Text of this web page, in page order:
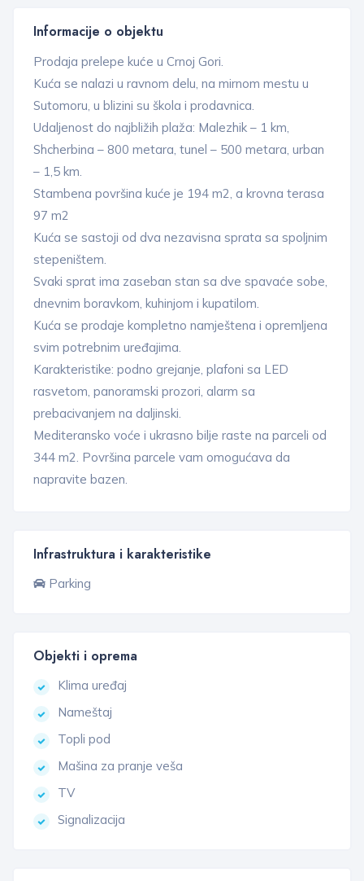
Informacije o objektu
Prodaja prelepe kuće u Crnoj Gori.
Kuća se nalazi u ravnom delu, na mirnom mestu u
Sutomoru, u blizini su škola i prodavnica.
Udaljenost do najbližih plaža: Malezhik – 1 km,
Shcherbina – 800 metara, tunel – 500 metara, urban
– 1,5 km.
Stambena površina kuće je 194 m2, a krovna terasa
97 m2
Kuća se sastoji od dva nezavisna sprata sa spoljnim
stepeništem.
Svaki sprat ima zaseban stan sa dve spavaće sobe,
dnevnim boravkom, kuhinjom i kupatilom.
Kuća se prodaje kompletno namještena i opremljena
svim potrebnim uređajima.
Karakteristike: podno grejanje, plafoni sa LED
rasvetom, panoramski prozori, alarm sa
prebacivanjem na daljinski.
Mediteransko voće i ukrasno bilje raste na parceli od
344 m2. Površina parcele vam omogućava da
napravite bazen.
Infrastruktura i karakteristike
Parking
Objekti i oprema
Klima uređaj
Nameštaj
Topli pod
Mašina za pranje veša
TV
Signalizacija